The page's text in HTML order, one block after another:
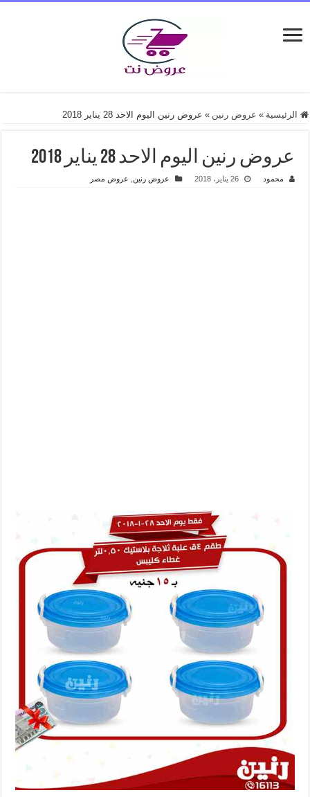
الرئيسية » عروض رنين » عروض رنين اليوم الاحد 28 يناير 2018
عروض رنين اليوم الاحد 28 يناير 2018
محمود 26 يناير، 2018 عروض رنين, عروض مصر